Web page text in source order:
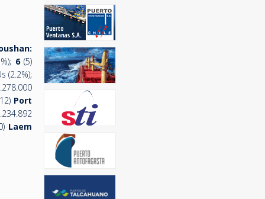
6(5)
(2.2%);
Port
Laem